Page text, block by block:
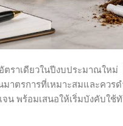
ราเดียวในปีงบประมาณใหม่
าตรการที่เหมาะสมและควร
จน พร้อมเสนอให้เริ่มบังคับใ